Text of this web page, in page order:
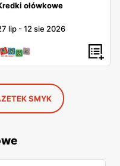
ołówkowe
lip -12 sie 2026
SMYK